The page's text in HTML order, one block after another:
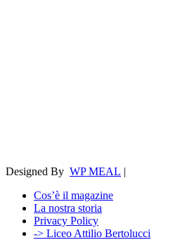
Designed By WP MEAL |
Cos’è il magazine
La nostra storia
Privacy Policy
-> Liceo Attilio Bertolucci